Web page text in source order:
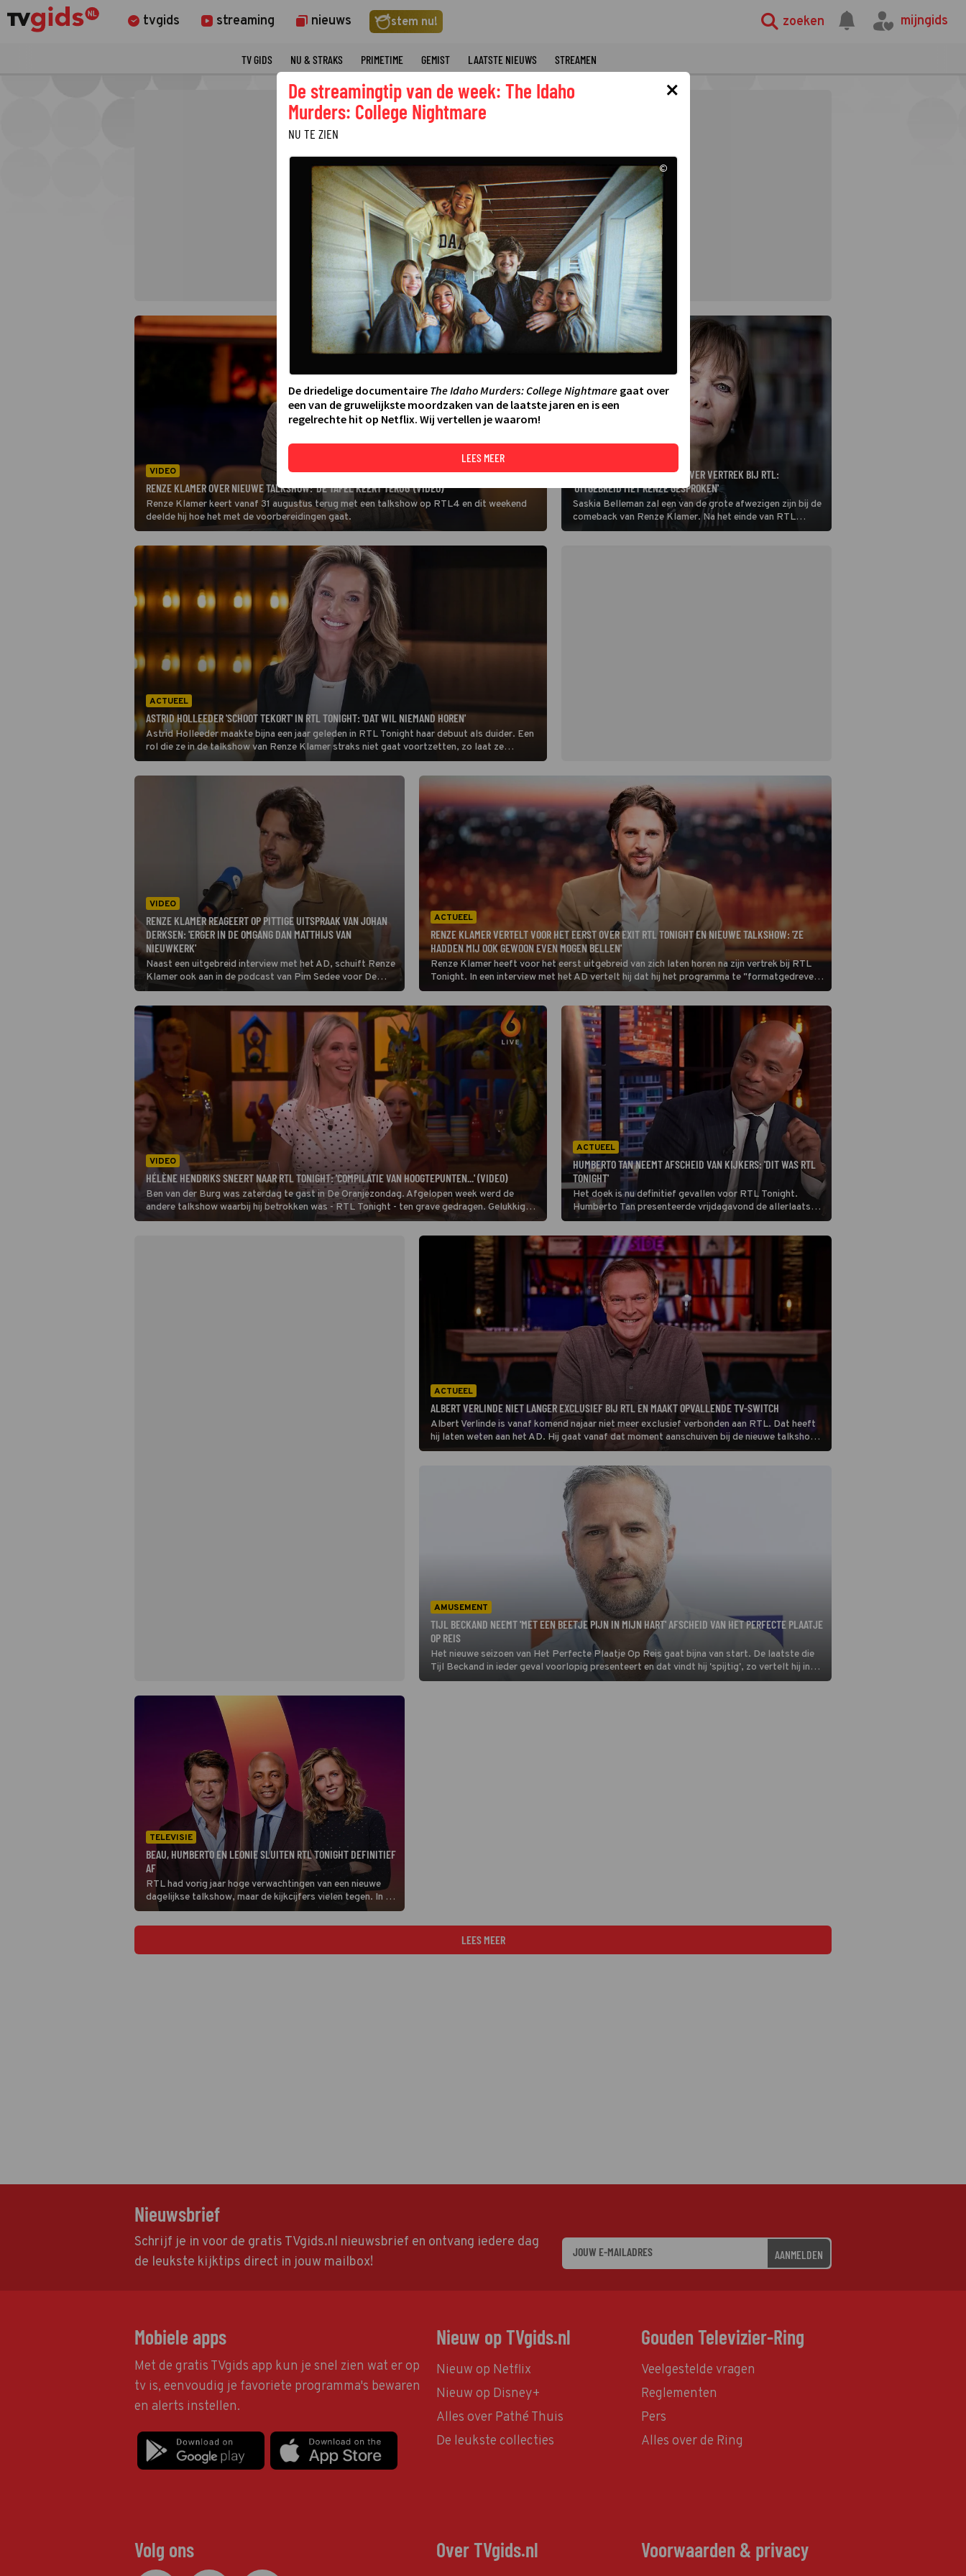
tvgids streaming nieuws stem nu! zoeken mijngids
TV GIDS NU & STRAKS PRIMETIME GEMIST LAATSTE NIEUWS STREAMEN
VIDEO
RENZE KLAMER OVER NIEUWE TALKSHOW: 'DE TAFEL KEERT TERUG' (VIDEO)
Renze Klamer keert vanaf 31 augustus terug met een talkshow op RTL4 en dit weekend
deelde hij hoe het met de voorbereidingen gaat.
SASKIA BELLEMAN EERLIJK OVER VERTREK BIJ RTL:
'UITGEBREID MET RENZE GESPROKEN'
Saskia Belleman zal een van de grote afwezigen zijn bij de
comeback van Renze Klamer. Na het einde van RTL
Tonight, maakt zij exclusief de overstap naar de NPO
ACTUEEL
ASTRID HOLLEEDER 'SCHOOT TEKORT' IN RTL TONIGHT: 'DAT WIL NIEMAND HOREN'
Astrid Holleeder maakte bijna een jaar geleden in RTL Tonight haar debuut als duider. Een
rol die ze in de talkshow van Renze Klamer straks niet gaat voortzetten, zo laat ze
doorschemeren in een interview met De Telegraaf.
VIDEO
RENZE KLAMER REAGEERT OP PITTIGE UITSPRAAK VAN JOHAN
DERKSEN: 'ERGER IN DE OMGANG DAN MATTHIJS VAN
NIEUWKERK'
Naast een uitgebreid interview met het AD, schuift Renze
Klamer ook aan in de podcast van Pim Sedee voor De
Telegraaf. Op camera blikt Renze ook daarin terug op zijn
exit bij RTL Tonight én komt de uitspraak van Johan
Derksen, die Renze in zijn AD-interview al 'pertinente
onzin' noemt, ter sprake dat de presentator 'erger in de
omgang dan Matthijs van Nieuwkerk' zou zijn.
ACTUEEL
RENZE KLAMER VERTELT VOOR HET EERST OVER EXIT RTL TONIGHT EN NIEUWE TALKSHOW: 'ZE
HADDEN MIJ OOK GEWOON EVEN MOGEN BELLEN'
Renze Klamer heeft voor het eerst uitgebreid van zich laten horen na zijn vertrek bij RTL
Tonight. In een interview met het AD vertelt hij dat hij het programma te "formatgedreven"
en "vrij glamoureus" en hij voelde zich heel snel niet meer op zijn plek.
VIDEO
HÉLÈNE HENDRIKS SNEERT NAAR RTL TONIGHT: 'COMPILATIE VAN HOOGTEPUNTEN...' (VIDEO)
Ben van der Burg was zaterdag te gast in De Oranjezondag. Afgelopen week werd de
andere talkshow waarbij hij betrokken was - RTL Tonight - ten grave gedragen. Gelukkig
zijn de beelden er nog, of toch niet?
ACTUEEL
HUMBERTO TAN NEEMT AFSCHEID VAN KIJKERS: 'DIT WAS RTL
TONIGHT'
Het doek is nu definitief gevallen voor RTL Tonight.
Humberto Tan presenteerde vrijdagavond de allerlaatste
uitzending van de talkshow, waar maar heel kort bij werd
stilgestaan.
ACTUEEL
ALBERT VERLINDE NIET LANGER EXCLUSIEF BIJ RTL EN MAAKT OPVALLENDE TV-SWITCH
Albert Verlinde is vanaf komend najaar niet meer exclusief verbonden aan RTL. Dat heeft
hij laten weten aan het AD. Hij gaat vanaf dat moment aanschuiven bij de nieuwe talkshow
van Renze Klamer en keert terug bij Vandaag Inside op concurrent SBS6.
AMUSEMENT
TIJL BECKAND NEEMT 'MET EEN BEETJE PIJN IN MIJN HART' AFSCHEID VAN HET PERFECTE PLAATJE
OP REIS
Het nieuwe seizoen van Het Perfecte Plaatje Op Reis gaat bijna van start. De laatste die
Tijl Beckand in ieder geval voorlopig presenteert en dat vindt hij 'spijtig', zo vertelt hij in
RTL Tonight.
TELEVISIE
BEAU, HUMBERTO EN LEONIE SLUITEN RTL TONIGHT DEFINITIEF
AF
RTL had vorig jaar hoge verwachtingen van een nieuwe
dagelijkse talkshow, maar de kijkcijfers vielen tegen. In de
allerlaatste RTL Tonight doen Leonie ter Braak, Beau van
Erven Dorens en Humberto Tan het licht uit.
LEES MEER
Nieuwsbrief
Schrijf je in voor de gratis TVgids.nl nieuwsbrief en ontvang iedere dag
de leukste kijktips direct in jouw mailbox!
AANMELDEN
Mobiele apps
Met de gratis TVgids app kun je snel zien wat er op
tv is, eenvoudig je favoriete programma's bewaren
en alerts instellen.
Nieuw op TVgids.nl
Nieuw op Netflix
Nieuw op Disney+
Alles over Pathé Thuis
De leukste collecties
Gouden Televizier-Ring
Veelgestelde vragen
Reglementen
Pers
Alles over de Ring
Volg ons Over TVgids.nl Voorwaarden & privacy
×
De streamingtip van de week: The Idaho
Murders: College Nightmare
NU TE ZIEN
©
De driedelige documentaire The Idaho Murders: College Nightmaregaat over
een van de gruwelijkste moordzaken van de laatste jaren en is een
regelrechte hit op Netflix. Wij vertellen je waarom!
LEES MEER